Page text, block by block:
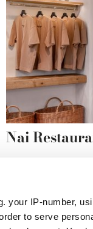
your IP-number,
to serve
Nai
Link utili